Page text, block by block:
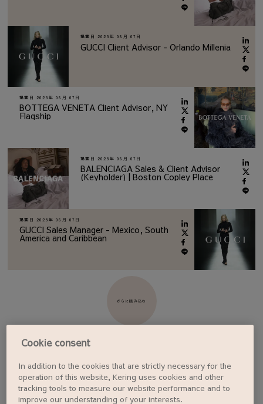
掲載日 2026年 08月 07日
GUCCI Client Advisor - Orlando Millenia
掲載日 2026年 08月 07日
BOTTEGA VENETA Client Advisor, NY
Flagship
掲載日 2026年 08月 07日
BALENCIAGA Sales & Client Advisor
(Keyholder) | Boston Copley Place
掲載日 2026年 08月 07日
GUCCI Sales Manager - Mexico, South
America and Caribbean
さらに読み込む
ジョブアラートを設定する
Cookie consent
In addition to the cookies that are strictly necessary for the
operation of this website, Kering uses cookies and other
tracking tools to measure our website performance and to
improve our understanding of your interests.